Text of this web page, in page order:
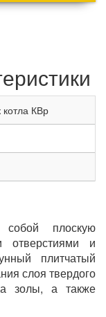
котла КВр
собой плоскую
отверстиями и
плитчатый
слоя твердого
золы, а также